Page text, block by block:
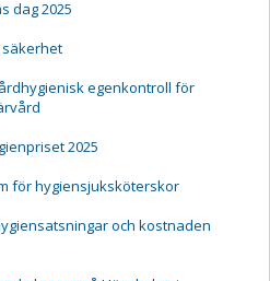
dag 2025
säkerhet
egenkontroll för
2025
för hygiensjuksköterskor
och kostnaden